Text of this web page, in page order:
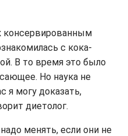
консервированным
с кока-
В то время это было
Но наука не
я могу доказать,
диетолог.
менять, если они не